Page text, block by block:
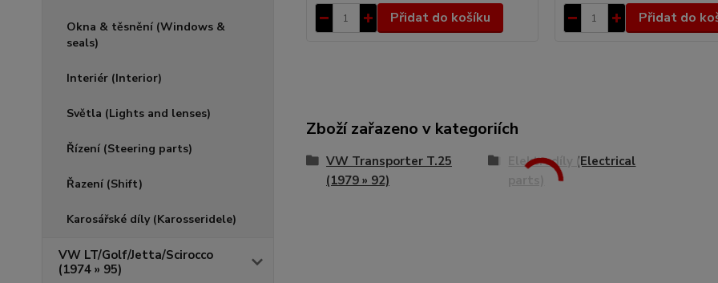
Okna & těsnění (Windows &
seals)
Interiér (Interior)
Světla (Lights and lenses)
Řízení (Steering parts)
Řazení (Shift)
Karosářské díly (Karosseridele)
VW LT/Golf/Jetta/Scirocco
(1974 » 95)
Přidat do košíku Přidat do
Zboží zařazeno v kategoriích
VW Transporter T.25
(1979 » 92)
Elektrodíly (Electrical